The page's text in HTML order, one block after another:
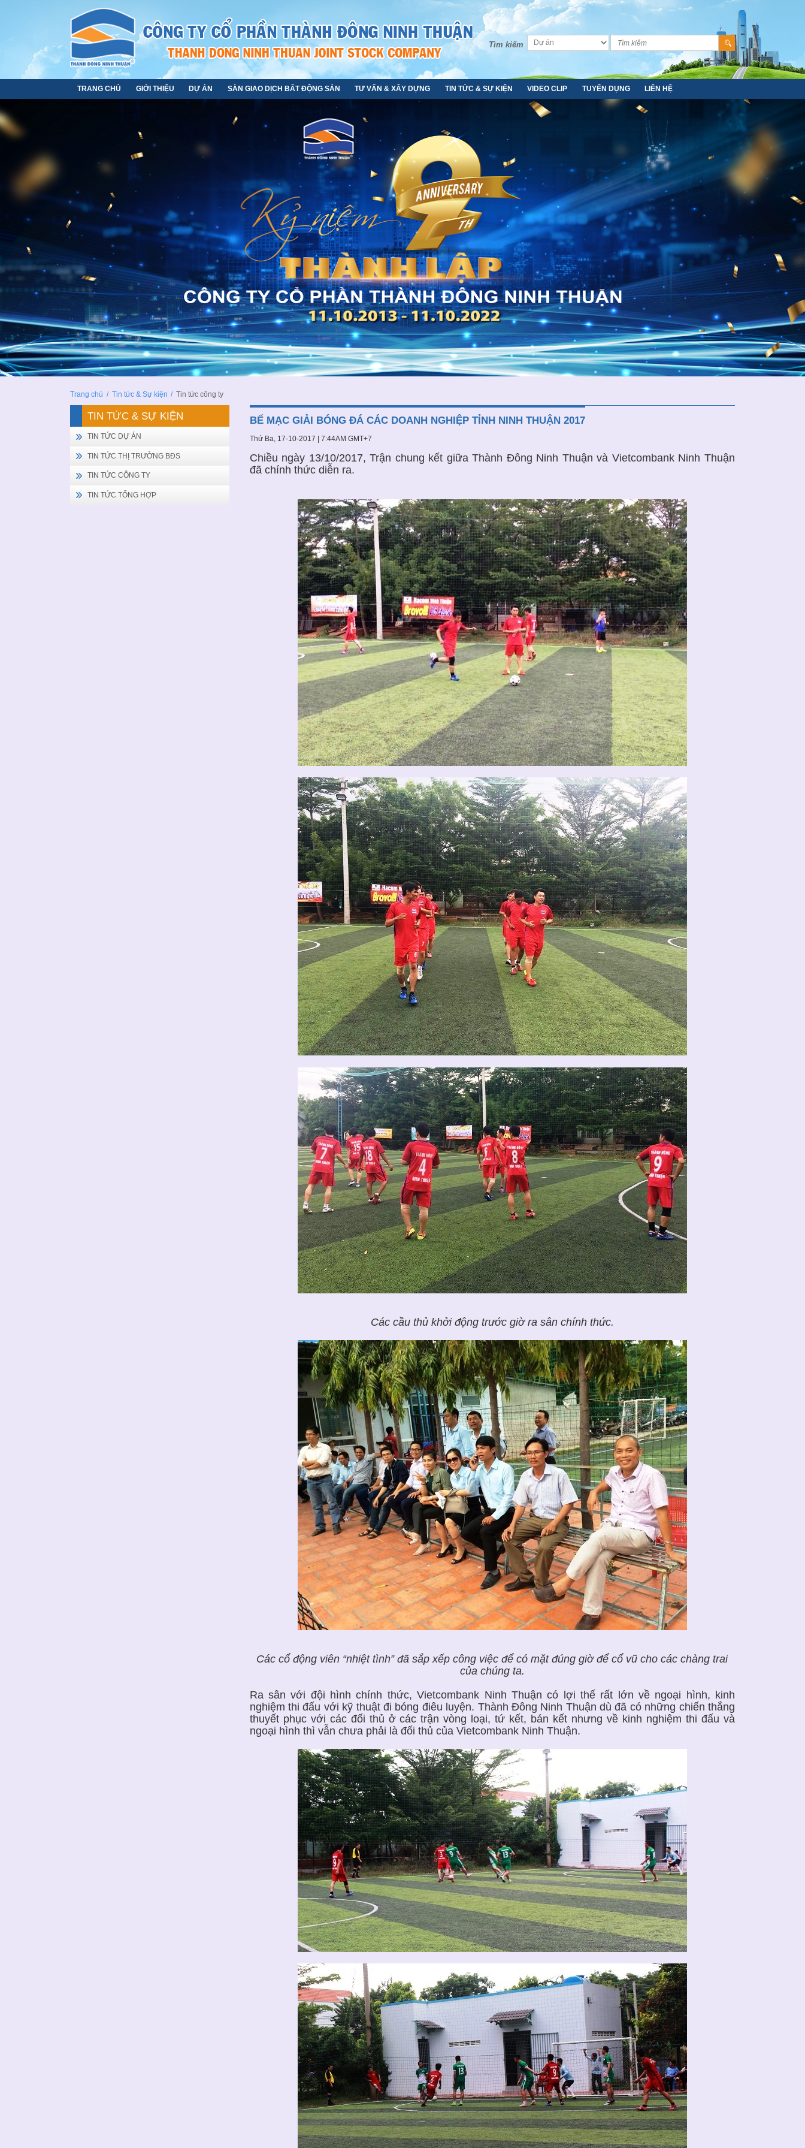
Tìm kiếm
TRANG CHỦ GIỚI THIỆU DỰ ÁN SÀN GIAO DỊCH BẤT ĐỘNG SẢN TƯ VẤN & XÂY DỰNG TIN TỨC & SỰ KIỆN VIDEO CLIP TUYỂN DỤNG LIÊN HỆ
Trang chủ / Tin tức & Sự kiện / Tin tức công ty
BẾ MẠC GIẢI BÓNG ĐÁ CÁC DOANH NGHIỆP TỈNH NINH THUẬN 2017
Thứ Ba, 17-10-2017 | 7:44AM GMT+7
Chiều ngày 13/10/2017, Trận chung kết giữa Thành Đông Ninh Thuận và Vietcombank Ninh Thuận
đã chính thức diễn ra.
Các cầu thủ khởi động trước giờ ra sân chính thức.
Các cổ động viên “nhiệt tình” đã sắp xếp công việc để có mặt đúng giờ để cổ vũ cho các chàng trai
của chúng ta.
Ra sân với đội hình chính thức, Vietcombank Ninh Thuận có lợi thế rất lớn về ngoại hình, kinh
nghiệm thi đấu với kỹ thuật đi bóng điêu luyện. Thành Đông Ninh Thuận dù đã có những chiến thắng
thuyết phục với các đối thủ ở các trận vòng loại, tứ kết, bán kết nhưng về kinh nghiệm thi đấu và
ngoại hình thì vẫn chưa phải là đối thủ của Vietcombank Ninh Thuận.
TIN TỨC & SỰ KIỆN
TIN TỨC DỰ ÁN
TIN TỨC THỊ TRƯỜNG BĐS
TIN TỨC CÔNG TY
TIN TỨC TỔNG HỢP